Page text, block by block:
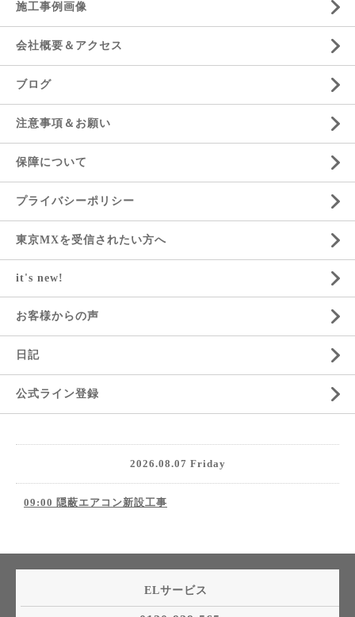
施工事例画像
会社概要＆アクセス
ブログ
注意事項＆お願い
保障について
プライバシーポリシー
東京MXを受信されたい方へ
it's new!
お客様からの声
日記
公式ライン登録
2026.08.07 Friday
09:00 隠蔽エアコン新設工事
ELサービス